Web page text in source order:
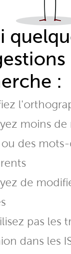
:
moins
des
de
pas les
dans les